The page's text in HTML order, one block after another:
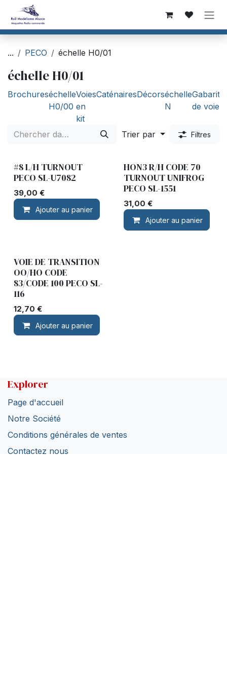
Se rendre au contenu
... PECO échelle H0/01
échelle H0/01
Brochureséchelle
H0/00
Voies
en
kit
CaténairesDécorséchelle
N
Gabarit
de voie
Trier par Filtres
#8 L/H TURNOUT
PECO SL-U7082
39,00 €
Ajouter au panier
HON3 R/H CODE 70
TURNOUT UNIFROG
PECO SL-1551
31,00 €
Ajouter au panier
VOIE DE TRANSITION
OO/HO CODE
83/CODE 100 PECO SL-
116
12,70 €
Ajouter au panier
Explorer
Page d'accueil
Notre Société
Conditions générales de ventes
Contactez nous